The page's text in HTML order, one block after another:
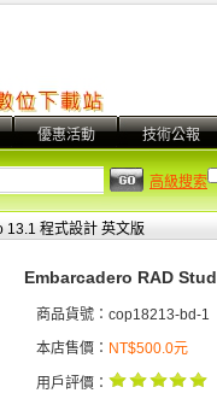
優惠活動 技術公報
高級搜索
13.1 程式設計 英文版
Embarcadero RAD
商品貨號：cop18213-bd-1
本店售價： NT$500.0元
用戶評價：